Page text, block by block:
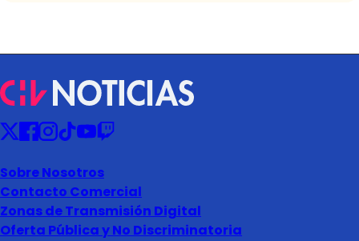
Sobre Nosotros
Contacto Comercial
Zonas de Transmisión Digital
Oferta Pública y No Discriminatoria